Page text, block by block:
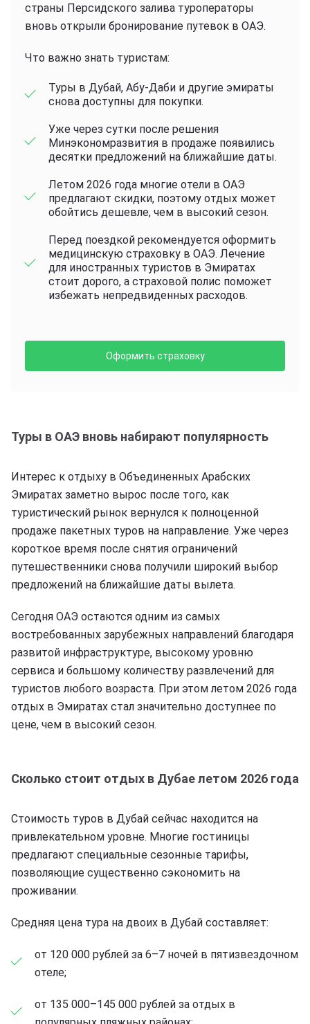
страны Персидского залива туроператоры
вновь открыли бронирование путевок в ОАЭ.
Что важно знать туристам:
Туры в Дубай, Абу-Даби и другие эмираты
снова доступны для покупки.
Уже через сутки после решения
Минэкономразвития в продаже появились
десятки предложений на ближайшие даты.
Летом 2026 года многие отели в ОАЭ
предлагают скидки, поэтому отдых может
обойтись дешевле, чем в высокий сезон.
Перед поездкой рекомендуется оформить
медицинскую страховку в ОАЭ. Лечение
для иностранных туристов в Эмиратах
стоит дорого, а страховой полис поможет
избежать непредвиденных расходов.
Оформить страховку
Туры в ОАЭ вновь набирают популярность
Интерес к отдыху в Объединенных Арабских
Эмиратах заметно вырос после того, как
туристический рынок вернулся к полноценной
продаже пакетных туров на направление. Уже через
короткое время после снятия ограничений
путешественники снова получили широкий выбор
предложений на ближайшие даты вылета.
Сегодня ОАЭ остаются одним из самых
востребованных зарубежных направлений благодаря
развитой инфраструктуре, высокому уровню
сервиса и большому количеству развлечений для
туристов любого возраста. При этом летом 2026 года
отдых в Эмиратах стал значительно доступнее по
цене, чем в высокий сезон.
Сколько стоит отдых в Дубае летом 2026 года
Стоимость туров в Дубай сейчас находится на
привлекательном уровне. Многие гостиницы
предлагают специальные сезонные тарифы,
позволяющие существенно сэкономить на
проживании.
Средняя цена тура на двоих в Дубай составляет:
от 120 000 рублей за 6–7 ночей в пятизвездочном
отеле;
от 135 000–145 000 рублей за отдых в